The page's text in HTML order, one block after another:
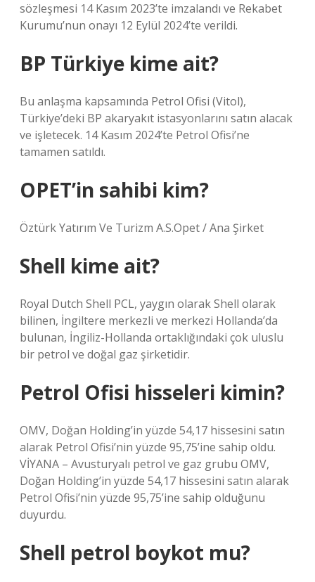
sözleşmesi 14 Kasım 2023’te imzalandı ve Rekabet
Kurumu’nun onayı 12 Eylül 2024’te verildi.
BP Türkiye kime ait?
Bu anlaşma kapsamında Petrol Ofisi (Vitol),
Türkiye’deki BP akaryakıt istasyonlarını satın alacak
ve işletecek. 14 Kasım 2024’te Petrol Ofisi’ne
tamamen satıldı.
OPET’in sahibi kim?
Öztürk Yatırım Ve Turizm A.S.Opet / Ana Şirket
Shell kime ait?
Royal Dutch Shell PCL, yaygın olarak Shell olarak
bilinen, İngiltere merkezli ve merkezi Hollanda’da
bulunan, İngiliz-Hollanda ortaklığındaki çok uluslu
bir petrol ve doğal gaz şirketidir.
Petrol Ofisi hisseleri kimin?
OMV, Doğan Holding’in yüzde 54,17 hissesini satın
alarak Petrol Ofisi’nin yüzde 95,75’ine sahip oldu.
VİYANA – Avusturyalı petrol ve gaz grubu OMV,
Doğan Holding’in yüzde 54,17 hissesini satın alarak
Petrol Ofisi’nin yüzde 95,75’ine sahip olduğunu
duyurdu.
Shell petrol boykot mu?